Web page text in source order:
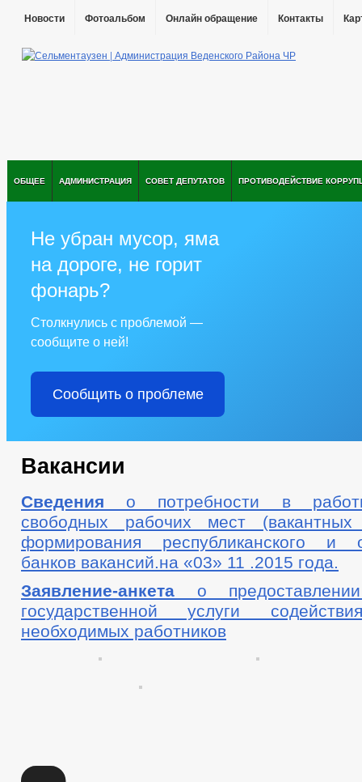
Новости Фотоальбом Онлайн обращение Контакты
ОБЩЕЕ АДМИНИСТРАЦИЯ СОВЕТ ДЕПУТАТОВ ПРОТИВОДЕЙСТВИЕ
Не убран мусор, яма
на дороге, не горит
фонарь?
Столкнулись с проблемой —
сообщите о ней!
Сообщить о проблеме
Вакансии
Сведения о потребности в
свободных рабочих мест (вакантных
формирования республиканского и
банков вакансий.на «03» 11 .2015 года.
Заявление-анкета о
государственной услуги
необходимых работников